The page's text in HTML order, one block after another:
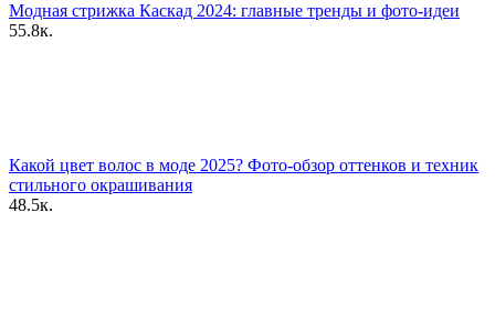
Модная стрижка Каскад 2024: главные тренды и фото-идеи
55.8к.
Какой цвет волос в моде 2025? Фото-обзор оттенков и техник
стильного окрашивания
48.5к.